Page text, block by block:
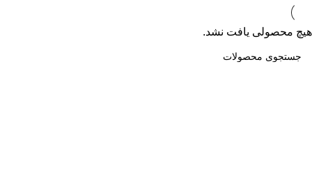
هیچ محصولی یافت نشد.